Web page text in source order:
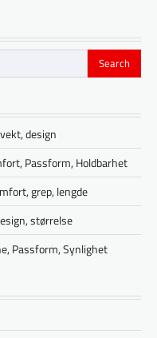
design
Passform, Holdbarhet
grep, lengde
størrelse
Passform, Synlighet